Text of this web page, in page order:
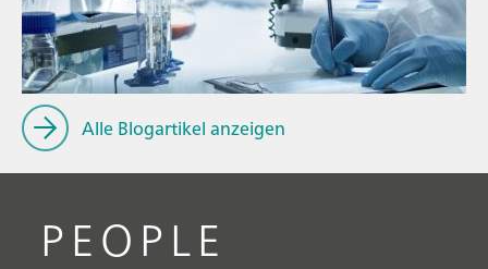
// Ionenchromatographie
Alle Blogartikel anzeigen
PEOPLE